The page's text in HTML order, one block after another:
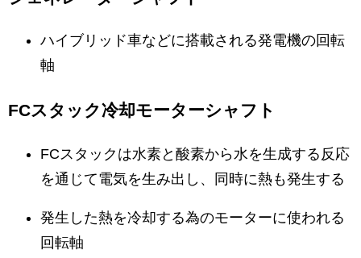
ハイブリッド車などに搭載される発電機の回転
軸
FCスタック冷却モーターシャフト
FCスタックは水素と酸素から水を生成する反応
を通じて電気を生み出し、同時に熱も発生する
発生した熱を冷却する為のモーターに使われる
回転軸